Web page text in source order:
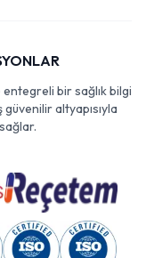
entegreli bir sağlık bilgi
altyapısıyla